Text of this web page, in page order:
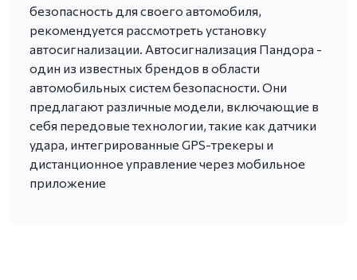
безопасность для своего автомобиля,
рекомендуется рассмотреть установку
автосигнализации. Автосигнализация Пандора -
один из известных брендов в области
автомобильных систем безопасности. Они
предлагают различные модели, включающие в
себя передовые технологии, такие как датчики
удара, интегрированные GPS-трекеры и
дистанционное управление через мобильное
приложение